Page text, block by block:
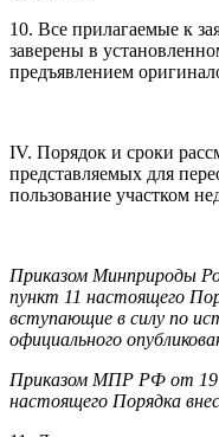
10. Все прилагаемые к
заверены в
предъявлением
IV. Порядок и сроки
представляемых для
пользование участком
Приказом Минприроды
пункт 11 настоящего
вступающие в силу по
официального
Приказом МПР РФ от 19
настоящего Порядка